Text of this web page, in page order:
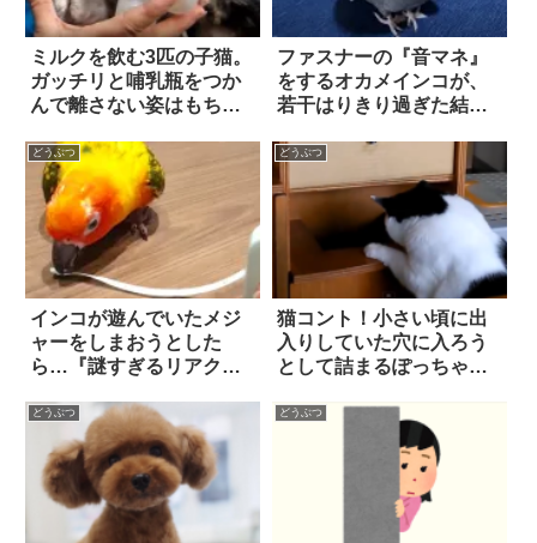
ミルクを飲む3匹の子猫。
ガッチリと哺乳瓶をつか
んで離さない姿はもちろ
カワイイ！？
ファスナーの『音マネ』
をするオカメインコが、
若干はりきり過ぎた結
す！？
どうぶつ
インコが遊んでいたメジ
ャーをしまおうとした
ら…『謎すぎるリアクシ
た！！
どうぶつ
猫コント！小さい頃に出
入りしていた穴に入ろう
として詰まるぽっちゃり
どうぶつ どうぶつ